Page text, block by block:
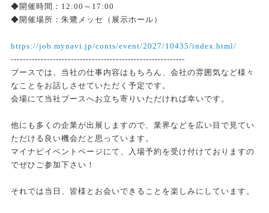
◆開催時間：12:00～17:00
◆開催場所：朱鷺メッセ（展示ホール）
https://job.mynavi.jp/conts/event/2027/10435/index.html/
----------------------------------------------------------
ブースでは、当社の仕事内容はもちろん、会社の雰囲気など様々
なことをお話しさせていただく予定です。
会場にて当社ブースへお立ち寄りいただければ幸いです。
他にも多くの企業が出展しますので、業界などを広い目で見てい
ただける良い機会だと思っています。
マイナビイベントページにて、入場予約を受け付けておりますの
でぜひご参加下さい！
それでは当日、皆様とお会いできることを楽しみにしています。